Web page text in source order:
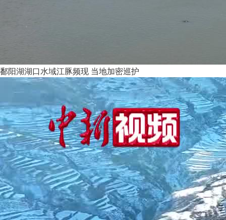
鄱阳湖湖口水域江豚频现 当地加密巡护